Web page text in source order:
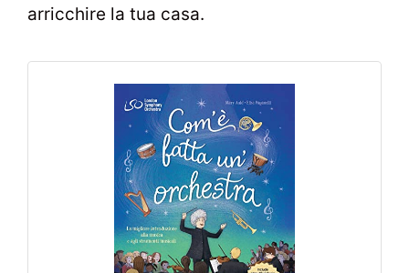
arricchire la tua casa.